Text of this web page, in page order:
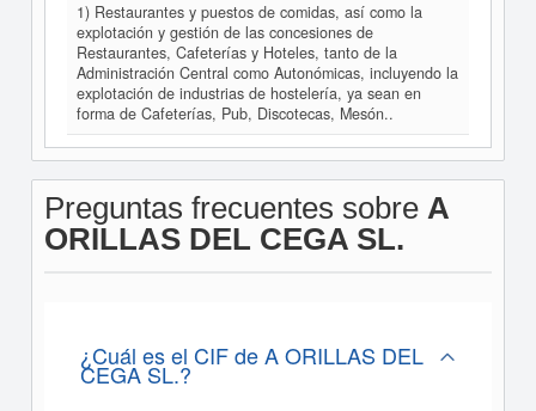
1) Restaurantes y puestos de comidas, así como la
explotación y gestión de las concesiones de
Restaurantes, Cafeterías y Hoteles, tanto de la
Administración Central como Autonómicas, incluyendo la
explotación de industrias de hostelería, ya sean en
forma de Cafeterías, Pub, Discotecas, Mesón..
Preguntas frecuentes sobre A
ORILLAS DEL CEGA SL.
¿Cuál es el CIF de A ORILLAS DEL
CEGA SL.?